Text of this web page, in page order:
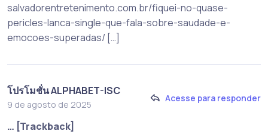
salvadorentretenimento.com.br/fiquei-no-quase-
pericles-lanca-single-que-fala-sobre-saudade-e-
emocoes-superadas/ […]
โปรโมชั่น ALPHABET-ISC
9 de agosto de 2025
Acesse para responder
… [Trackback]